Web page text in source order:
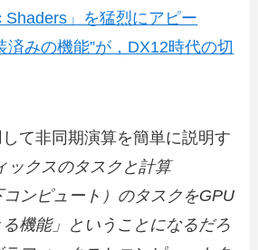
Shaders」を猛烈にアピー
済みの機能”が，DX12時代の切
て非同期演算を簡単に説明す
ックスのタスクと計算
コンピュート）のタスクをGPU
機能」ということになるだろ